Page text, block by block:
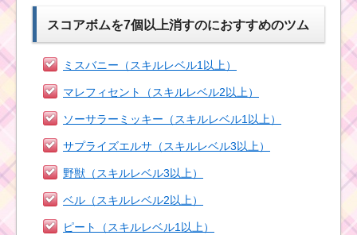
イニシャルにPがつく
ツムでコインを900枚
稼いだツムと攻略法
を出すのに稼ぎやすい
白色のツムを1プレイで
130個消せるツムとお
すすめアイテムはコレ
スコアボムを7個以上消すのにおすすめのツム
ミスバニー（スキルレベル1以上）
マレフィセント（スキルレベル2以上）
ソーサラーミッキー（スキルレベル1以上）
サプライズエルサ（スキルレベル3以上）
野獣（スキルレベル3以上）
ベル（スキルレベル2以上）
ピート（スキルレベル1以上）